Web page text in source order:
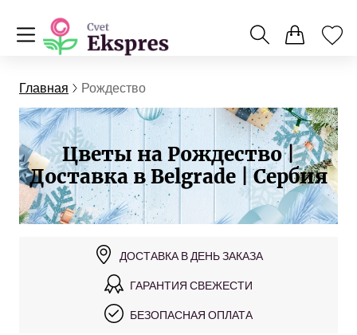
Главная Рождество
Цветы на Рождество |
Доставка в Belgrade | Сербия
ДОСТАВКА В ДЕНЬ ЗАКАЗА
ГАРАНТИЯ СВЕЖЕСТИ
БЕЗОПАСНАЯ ОПЛАТА